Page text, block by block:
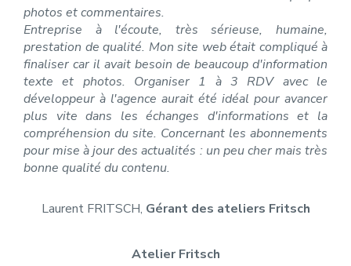
photos et commentaires.
Entreprise à l'écoute, très sérieuse, humaine,
prestation de qualité. Mon site web était compliqué à
finaliser car il avait besoin de beaucoup d'information
texte et photos. Organiser 1 à 3 RDV avec le
développeur à l'agence aurait été idéal pour avancer
plus vite dans les échanges d'informations et la
compréhension du site. Concernant les abonnements
pour mise à jour des actualités : un peu cher mais très
bonne qualité du contenu.
Laurent FRITSCH, Gérant des ateliers Fritsch
Atelier Fritsch